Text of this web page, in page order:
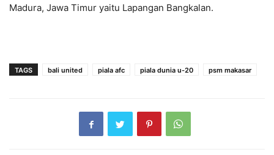
Madura, Jawa Timur yaitu Lapangan Bangkalan.
TAGS bali united piala afc piala dunia u-20 psm makasar